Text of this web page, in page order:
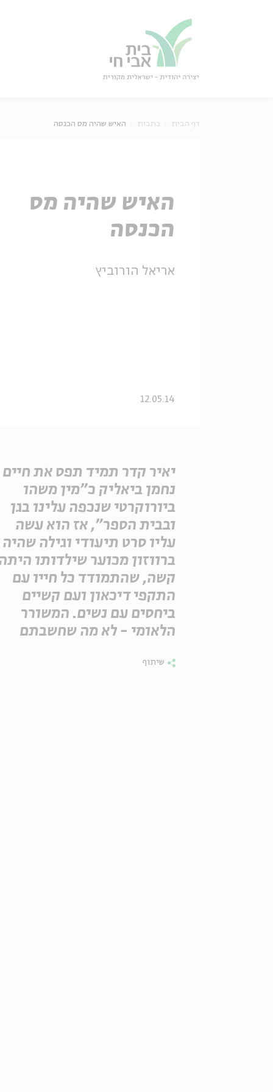
דף הבית כתבות האיש שהיה מס הכנסה
האיש שהיה מס
הכנסה
אריאל הורוביץ
12.05.14
יאיר קדר תמיד תפס את חיים
נחמן ביאליק כ"מין משהו
ביורוקרטי שנכפה עלינו בגן
ובבית הספר", אז הוא עשה
עליו סרט תיעודי וגילה שהיה
ברווזון מכוער שילדותו
קשה, שהתמודד כל חייו עם
התקפי דיכאון ועם קשיים
ביחסים עם נשים. המשורר
הלאומי - לא מה שחשבתם
שיתוף